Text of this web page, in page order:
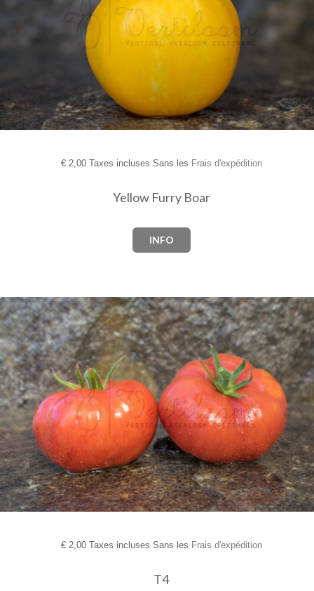
€2,00 Taxes incluses Sans les Frais d'expédition
Yellow Furry Boar
INFO
€2,00 Taxes incluses Sans les Frais d'expédition
T4